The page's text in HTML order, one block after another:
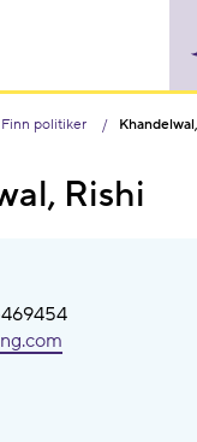
Finn politiker
Rishi